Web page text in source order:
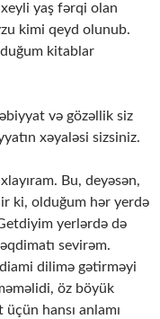
yaş fərqi olan
kimi qeyd olunub.
kitablar
və gözəllik siz
xəyaləsi sizsiniz.
Bu, deyəsən,
ki, olduğum hər yerdə
yerlərdə də
sevirəm.
dilimə gətirməyi
öz böyük
hansı anlamı